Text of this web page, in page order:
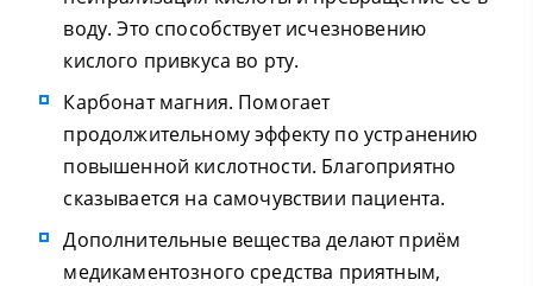
воду. Это способствует исчезновению
кислого привкуса во рту.
Карбонат магния. Помогает
продолжительному эффекту по устранению
повышенной кислотности. Благоприятно
сказывается на самочувствии пациента.
Дополнительные вещества делают приём
медикаментозного средства приятным,